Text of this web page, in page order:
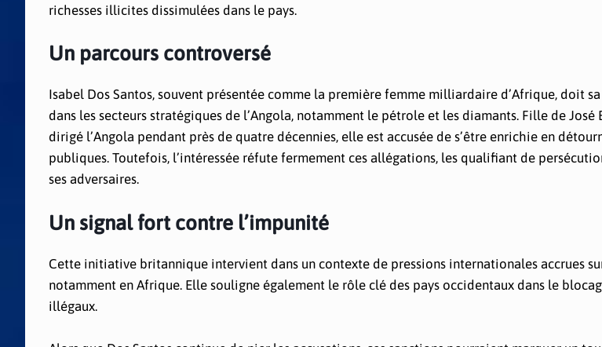
richesses illicites dissimulées dans le pays.
Un parcours controversé
Isabel Dos Santos, souvent présentée comme la première femme milliardaire d’Afrique, doit
dans les secteurs stratégiques de l’Angola, notamment le pétrole et les diamants. Fille de José
dirigé l’Angola pendant près de quatre décennies, elle est accusée de s’être enrichie en
publiques. Toutefois, l’intéressée réfute fermement ces allégations, les qualifiant de
ses adversaires.
Un signal fort contre l’impunité
Cette initiative britannique intervient dans un contexte de pressions internationales accrues
notamment en Afrique. Elle souligne également le rôle clé des pays occidentaux dans le
illégaux.